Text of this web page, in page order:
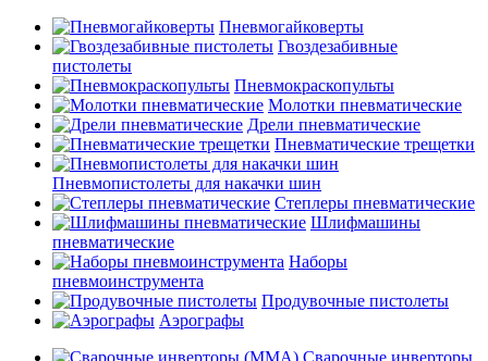
Пневмогайковерты
Гвоздезабивные
пистолеты
Пневмокраскопульты
Молотки пневматические
Дрели пневматические
Пневматические трещетки
Пневмопистолеты для накачки шин
Степлеры пневматические
Шлифмашины
пневматические
Наборы
пневмоинструмента
Продувочные пистолеты
Аэрографы
Сварочные инверторы